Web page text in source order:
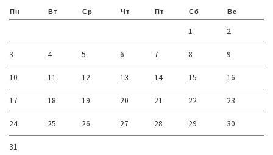
Пн Вт Ср Чт Пт Сб Вс
1 2
3 4 5 6 7 8 9
10 11 12 13 14 15 16
17 18 19 20 21 22 23
24 25 26 27 28 29 30
31